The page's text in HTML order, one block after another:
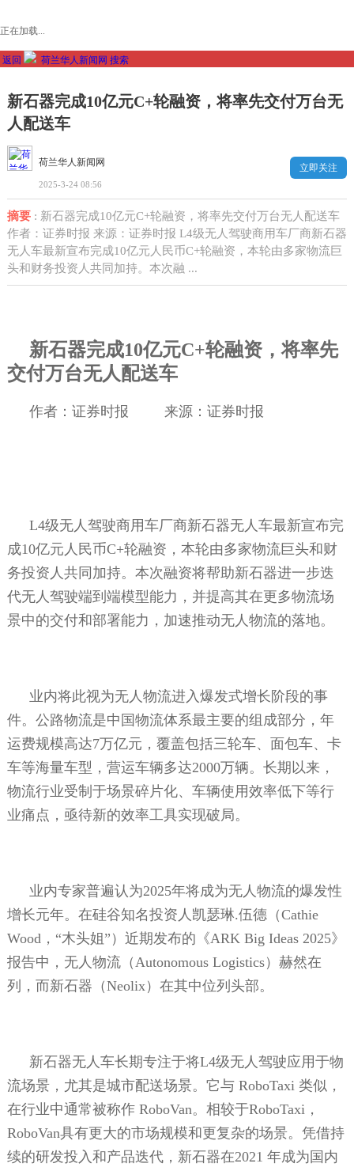
正在加载...
返回 荷兰华人新闻网 搜索
新石器完成10亿元C+轮融资，将率先交付万台无
人配送车
荷兰华人新闻网
2025-3-24 08:56
立即关注
摘要: 新石器完成10亿元C+轮融资，将率先交付万台无人配送车
作者：证券时报 来源：证券时报 L4级无人驾驶商用车厂商新石器
无人车最新宣布完成10亿元人民币C+轮融资，本轮由多家物流巨
头和财务投资人共同加持。本次融 ...
新石器完成10亿元C+轮融资，将率先
交付万台无人配送车
作者：证券时报 来源：证券时报
L4级无人驾驶商用车厂商新石器无人车最新宣布完
成10亿元人民币C+轮融资，本轮由多家物流巨头和财
务投资人共同加持。本次融资将帮助新石器进一步迭
代无人驾驶端到端模型能力，并提高其在更多物流场
景中的交付和部署能力，加速推动无人物流的落地。
业内将此视为无人物流进入爆发式增长阶段的事
件。公路物流是中国物流体系最主要的组成部分，年
运费规模高达7万亿元，覆盖包括三轮车、面包车、卡
车等海量车型，营运车辆多达2000万辆。长期以来，
物流行业受制于场景碎片化、车辆使用效率低下等行
业痛点，亟待新的效率工具实现破局。
业内专家普遍认为2025年将成为无人物流的爆发性
增长元年。在硅谷知名投资人凯瑟琳.伍德（Cathie
Wood ，“木头姐”）近期发布的《ARK Big Ideas 2025》
报告中，无人物流（ Autonomous Logistics）赫然在
列，而新石器（Neolix）在其中位列头部。
新石器无人车长期专注于将L4级无人驾驶应用于物
流场景，尤其是城市配送场景。它与RoboTaxi 类似，
在行业中通常被称作RoboVan。相较于RoboTaxi ，
RoboVan具有更大的市场规模和更复杂的场景。凭借持
续的研发投入和产品迭代，新石器在2021 年成为国内